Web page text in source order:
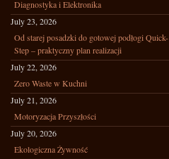
Diagnostyka i Elektronika
July 23, 2026
Od starej posadzki do gotowej podłogi Quick-
Step – praktyczny plan realizacji
July 22, 2026
Zero Waste w Kuchni
July 21, 2026
Motoryzacja Przyszłości
July 20, 2026
Ekologiczna Żywność